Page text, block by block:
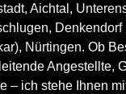
, Aichtal ,
, Denkendorf
, Nürtingen. Ob
Angestellte,
– ich stehe Ihnen